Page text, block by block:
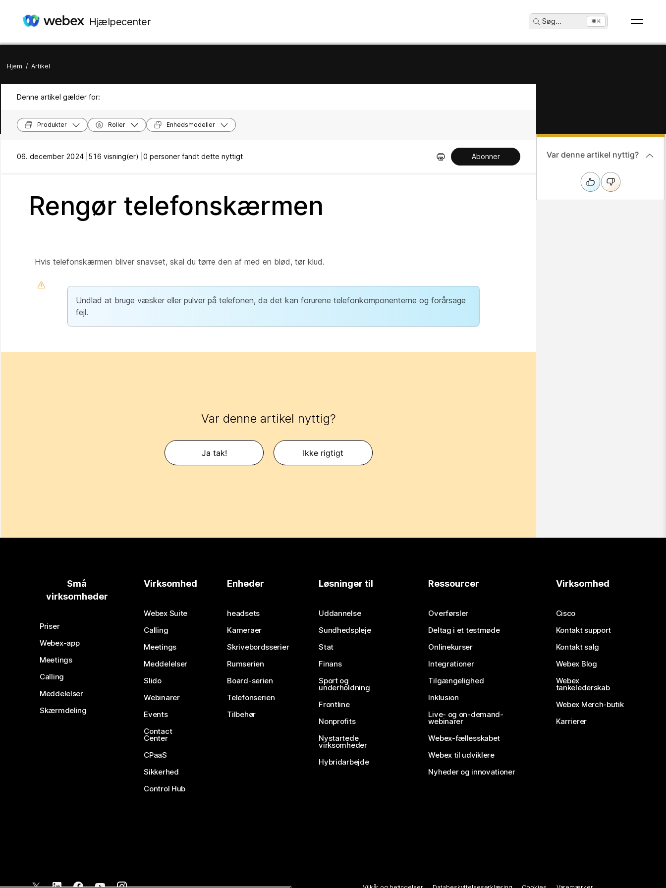
Hjælpecenter Søg... ⌘K
Hjem / Artikel
Denne artikel gælder for:
Produkter Roller Enhedsmodeller
06. december 2024 | 516 visning(er) | 0 personer fandt dette nyttigt Abonner
Rengør telefonskærmen
Hvis telefonskærmen bliver snavset, skal du tørre den af med en blød, tør klud.
Undlad at bruge væsker eller pulver på telefonen, da det kan forurene telefonkomponenterne og forårsage
fejl.
Var denne artikel nyttig?
Ja tak! Ikke rigtigt
Var denne artikel nyttig?
Små
virksomheder
Priser
Webex-app
Meetings
Calling
Meddelelser
Skærmdeling
Virksomhed
Webex Suite
Calling
Meetings
Meddelelser
Slido
Webinarer
Events
Contact
Center
CPaaS
Sikkerhed
Control Hub
Enheder
headsets
Kameraer
Skrivebordsserier
Rumserien
Board-serien
Telefonserien
Tilbehør
Løsninger til
Uddannelse
Sundhedspleje
Stat
Finans
Sport og
underholdning
Frontline
Nonprofits
Nystartede
virksomheder
Hybridarbejde
Ressourcer
Overførsler
Deltag i et testmøde
Onlinekurser
Integrationer
Tilgængelighed
Inklusion
Live- og on-demand-
webinarer
Webex-fællesskabet
Webex til udviklere
Nyheder og innovationer
Virksomhed
Cisco
Kontakt support
Kontakt salg
Webex Blog
Webex
tankelederskab
Webex Merch-butik
Karrierer